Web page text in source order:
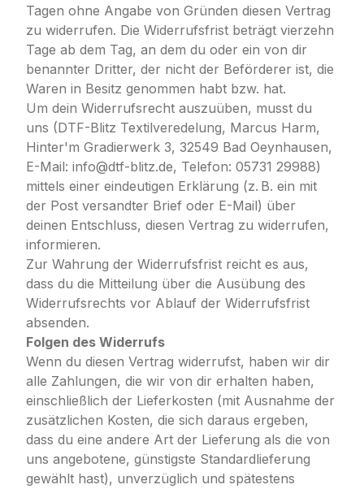
Tagen ohne Angabe von Gründen diesen Vertrag
zu widerrufen. Die Widerrufsfrist beträgt vierzehn
Tage ab dem Tag, an dem du oder ein von dir
benannter Dritter, der nicht der Beförderer ist, die
Waren in Besitz genommen habt bzw. hat.
Um dein Widerrufsrecht auszuüben, musst du
uns (DTF-Blitz Textilveredelung, Marcus Harm,
Hinter'm Gradierwerk 3, 32549 Bad Oeynhausen,
E-Mail: info@dtf-blitz.de, Telefon: 05731 29988)
mittels einer eindeutigen Erklärung (z. B. ein mit
der Post versandter Brief oder E-Mail) über
deinen Entschluss, diesen Vertrag zu widerrufen,
informieren.
Zur Wahrung der Widerrufsfrist reicht es aus,
dass du die Mitteilung über die Ausübung des
Widerrufsrechts vor Ablauf der Widerrufsfrist
absenden.
Folgen des Widerrufs
Wenn du diesen Vertrag widerrufst, haben wir dir
alle Zahlungen, die wir von dir erhalten haben,
einschließlich der Lieferkosten (mit Ausnahme der
zusätzlichen Kosten, die sich daraus ergeben,
dass du eine andere Art der Lieferung als die von
uns angebotene, günstigste Standardlieferung
gewählt hast), unverzüglich und spätestens